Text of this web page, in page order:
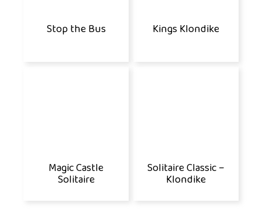
Stop the Bus Kings Klondike
Magic Castle
Solitaire
Solitaire Classic –
Klondike